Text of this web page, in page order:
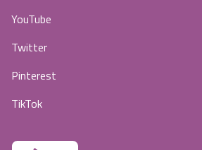
YouTube
Twitter
Pinterest
TikTok